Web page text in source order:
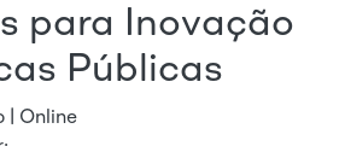
para Inovação
Públicas
| Online